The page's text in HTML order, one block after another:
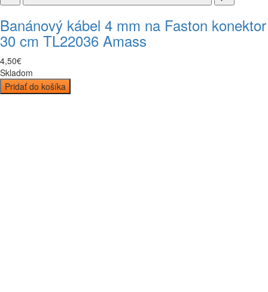
Banánový kábel 4 mm na Faston konektor
30 cm TL22036 Amass
4,50€
Skladom
Pridať do košíka